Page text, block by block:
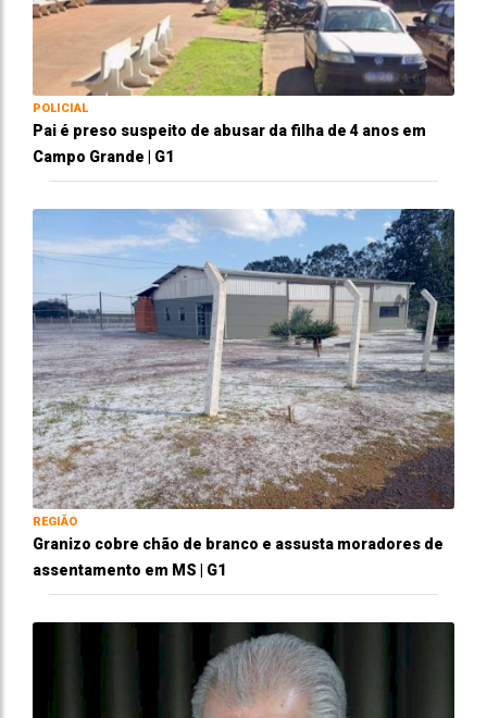
POLICIAL
Pai é preso suspeito de abusar da filha de 4 anos em
Campo Grande | G1
REGIÃO
Granizo cobre chão de branco e assusta moradores de
assentamento em MS | G1